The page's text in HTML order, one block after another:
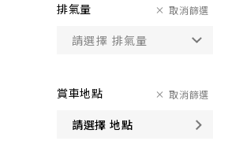
排氣量 取消篩選
賞車地點
請選擇 地點
取消篩選